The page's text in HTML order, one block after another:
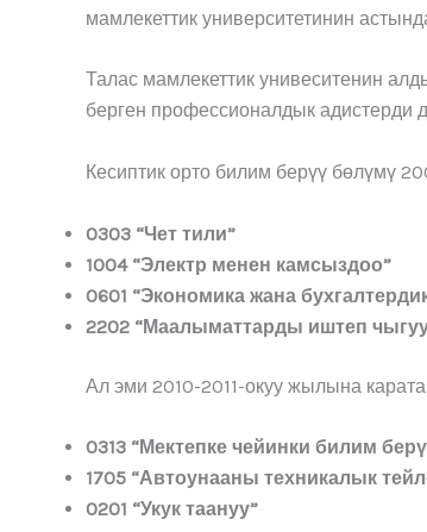
мамлекеттик университетинин
Талас мамлекеттик унивеситенин
берген профессионалдык адистерди
Кесиптик орто билим берүү бөлүмү
0303 “Чет тили”
1004 “Электр менен камсыздоо”
0601 “Экономика жана
2202 “Маалыматтарды иштеп
Ал эми 2010-2011-окуу жылына
0313 “Мектепке чейинки билим
1705 “Автоунааны техникалык
0201 “Укук таануу”